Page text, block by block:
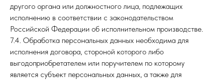
другого органа или должностного лица, подлежащих
исполнению в соответствии с законодательством
Российской Федерации об исполнительном производстве.
7.4. Обработка персональных данных необходима для
исполнения договора, стороной которого либо
выгодоприобретателем или поручителем по которому
является субъект персональных данных, а также для